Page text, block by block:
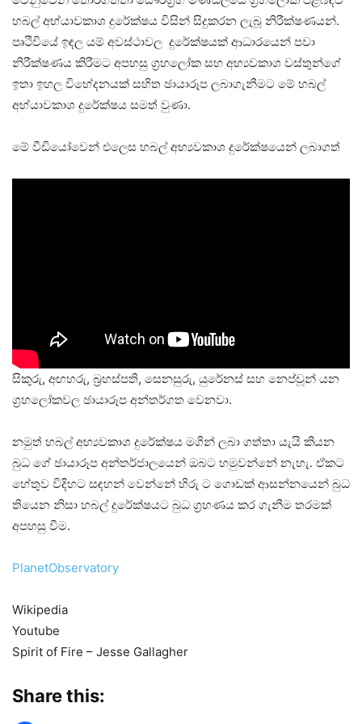
හබල් අභ්යාවකාශ දුරේක්ෂය විසින් සිදුකරන ලැබූ නිරීක්ෂණයන්.
පෘථිවියේ ඉඳල යම් අවස්ථාවල දුරේක්ෂයක් ආධාරයෙන් පවා
නිරීක්ෂණය කිරීමට අපහසු ග්‍රහලෝක සහ අභ්‍යවකාශ වස්තුන්ගේ
ඉතා ඉහල විභේදනයක් සහිත ඡායාරූප ලබාගැනීමට මේ හබල්
අභ්යාවකාශ දුරේක්ෂය සමත් වුණා.
මේ වීඩියෝවෙන් එලෙස හබල් අභ්‍යවකාශ දුරේක්ෂයෙන් ලබාගත්
සිකුරු, අඟහරු, බ්‍රහස්පති, සෙනසුරු, යුරේනස් සහ නෙප්චූන් යන
ග්‍රහලෝකවල ඡායාරූප අන්තර්ගත වෙනවා.
නමුත් හබල් අභ්‍යවකාශ දුරේක්ෂය මගින් ලබා ගත්තා යැයි කියන
බුධ ගේ ඡායාරූප අන්තර්ජාලයෙන් ඔබට හමුවන්නේ නැහැ. ඒකට
හේතුව විදිහට සඳහන් වෙන්නේ හිරු ට ගොඩක් ආසන්නයෙන් බුධ
තියෙන නිසා හබල් දුරේක්ෂයට බුධ ග්‍රහණය කර ගැනීම තරමක්
අපහසු වීම.
PlanetObservatory
Wikipedia
Youtube
Spirit of Fire – Jesse Gallagher
Share this: